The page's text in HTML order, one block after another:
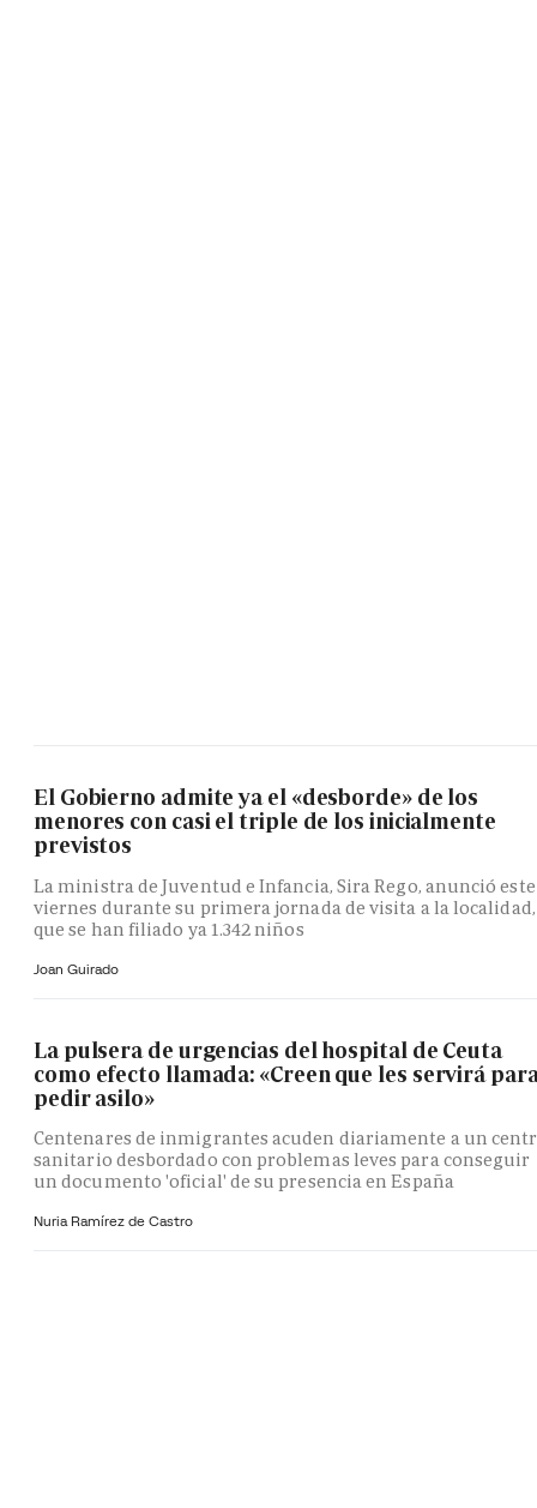
El Gobierno admite ya el «desborde» de los
menores con casi el triple de los inicialmente
previstos
La ministra de Juventud e Infancia, Sira Rego, anunció este
viernes durante su primera jornada de visita a la localidad,
que se han filiado ya 1.342 niños
Joan Guirado
La pulsera de urgencias del hospital de Ceuta
como efecto llamada: «Creen que les servirá
pedir asilo»
Centenares de inmigrantes acuden diariamente a un
sanitario desbordado con problemas leves para conseguir
un documento 'oficial' de su presencia en España
Nuria Ramírez de Castro